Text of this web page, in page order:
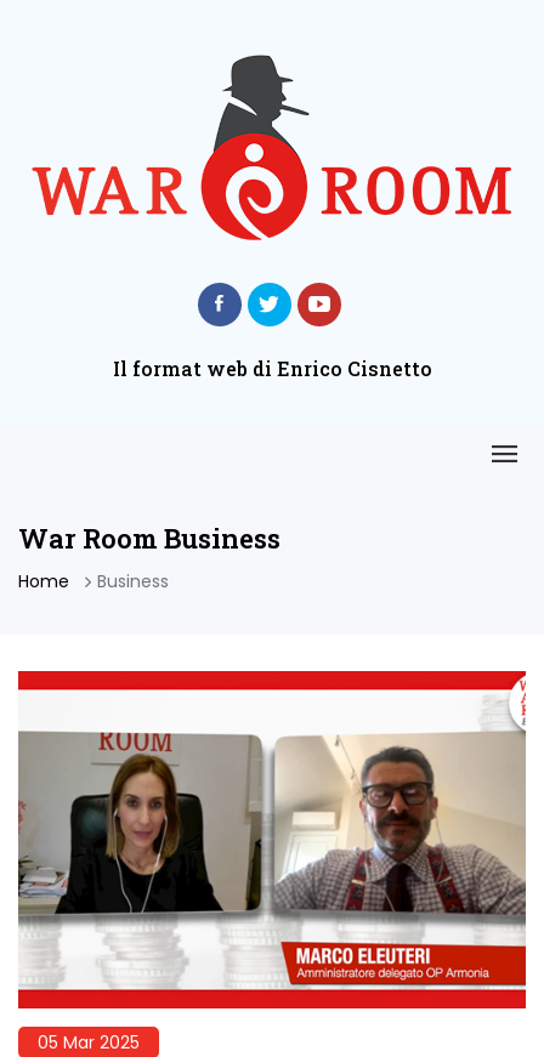
Il format web di Enrico Cisnetto
War Room Business
Home Business
05 Mar 2025